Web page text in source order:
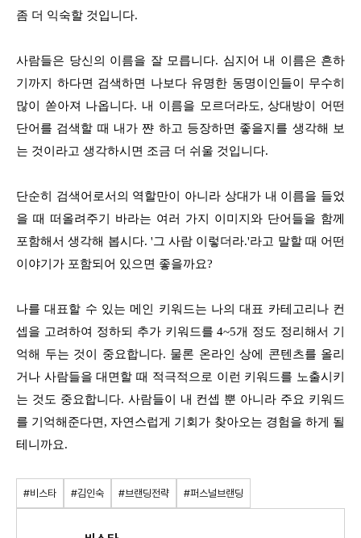
좀 더 익숙할 것입니다.
사람들은 당신의 이름을 잘 모릅니다. 심지어 내 이름은 흔하
기까지 하다면 검색하면 나보다 유명한 동명이인들이 무수히
많이 쏟아져 나옵니다. 내 이름을 모르더라도, 상대방이 어떤
단어를 검색할 때 내가 쨘 하고 등장하면 좋을지를 생각해 보
는 것이라고 생각하시면 조금 더 쉬울 것입니다.
단순히 검색어로서의 역할만이 아니라 상대가 내 이름을 들었
을 때 떠올려주기 바라는 여러 가지 이미지와 단어들을 함께
포함해서 생각해 봅시다. '그 사람 이렇더라.'라고 말할 때 어떤
이야기가 포함되어 있으면 좋을까요?
나를 대표할 수 있는 메인 키워드는 나의 대표 카테고리나 컨
셉을 고려하여 정하되 추가 키워드를 4~5개 정도 정리해서 기
억해 두는 것이 중요합니다. 물론 온라인 상에 콘텐츠를 올리
거나 사람들을 대면할 때 적극적으로 이런 키워드를 노출시키
는 것도 중요합니다. 사람들이 내 컨셉 뿐 아니라 주요 키워드
를 기억해준다면, 자연스럽게 기회가 찾아오는 경험을 하게 될
테니까요.
#비스타 #김인숙 #브랜딩전략 #퍼스널브랜딩